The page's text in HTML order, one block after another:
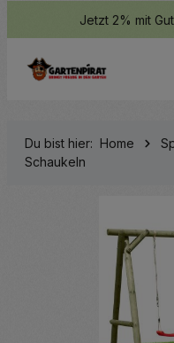
springenJetzt 2% mit
Du bist hier: Home
Schaukeln